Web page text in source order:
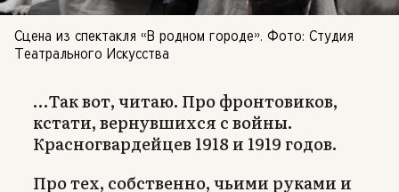
Сцена из спектакля «В родном городе». Фото: Студия
Театрального Искусства
…Так вот, читаю. Про фронтовиков,
кстати, вернувшихся с войны.
Красногвардейцев 1918 и 1919 годов.
Про тех, собственно, чьими руками и